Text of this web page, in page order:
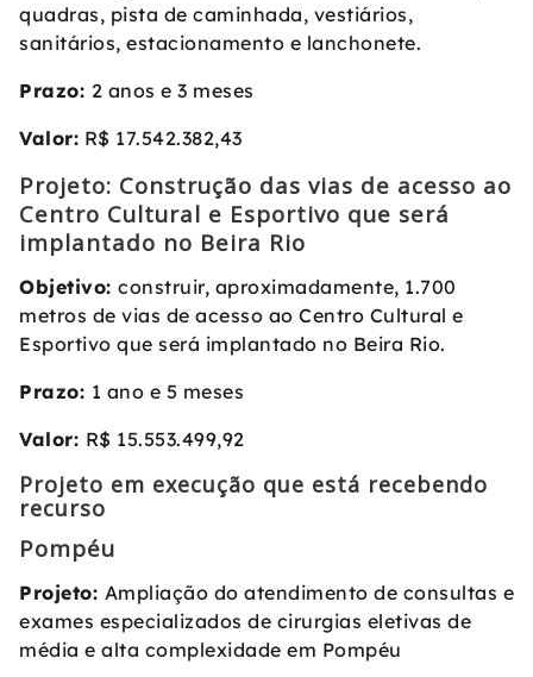
quadras, pista de caminhada, vestiários,
sanitários, estacionamento e lanchonete.
Prazo: 2 anos e 3 meses
Valor: R$ 17.542.382,43
Projeto: Construção das vias de acesso ao
Centro Cultural e Esportivo que será
implantado no Beira Rio
Objetivo: construir, aproximadamente, 1.700
metros de vias de acesso ao Centro Cultural e
Esportivo que será implantado no Beira Rio.
Prazo: 1 ano e 5 meses
Valor: R$ 15.553.499,92
Projeto em execução que está recebendo
recurso
Pompéu
Projeto: Ampliação do atendimento de consultas e
exames especializados de cirurgias eletivas de
média e alta complexidade em Pompéu